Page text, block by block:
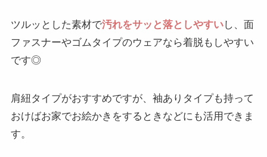
ツルッとした素材で汚れをサッと落としやすいし、面
ファスナーやゴムタイプのウェアなら着脱もしやすい
です◎
肩紐タイプがおすすめですが、袖ありタイプも持って
おけばお家でお絵かきをするときなどにも活用できま
す。